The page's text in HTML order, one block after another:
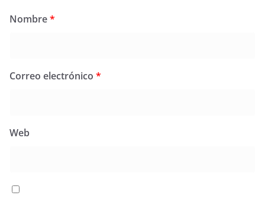
Nombre*
Correo electrónico *
Web